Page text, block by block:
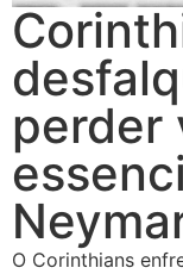
perder
O Corinthians